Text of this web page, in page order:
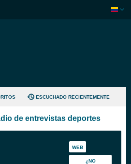
ESCUCHADO RECIENTEMENTE
de entrevistas deportes
WEB
¿NO